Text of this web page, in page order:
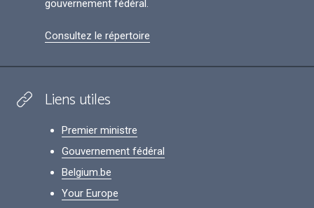
gouvernement fédéral.
Consultez le répertoire
Liens utiles
Premier ministre
Gouvernement fédéral
Belgium.be
Your Europe